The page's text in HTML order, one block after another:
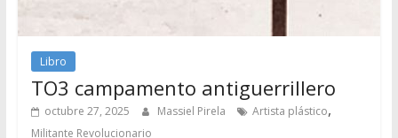
Libro
TO3 campamento antiguerrillero
octubre 27, 2025 Massiel Pirela Artista plástico,
Militante Revolucionario